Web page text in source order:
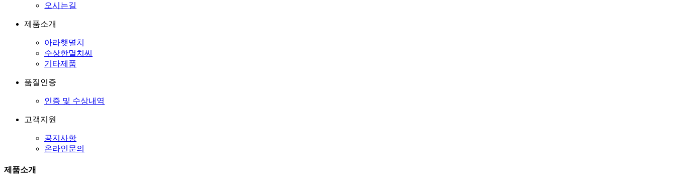
오시는길
제품소개
아라햇멸치
수상한멸치씨
기타제품
품질인증
인증 및 수상내역
고객지원
공지사항
온라인문의
제품소개